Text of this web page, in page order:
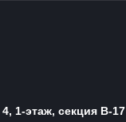
1-этаж, секция B-17